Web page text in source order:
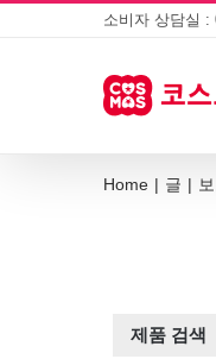
소비자 상담실 :
Home | 글 |
제품 검색